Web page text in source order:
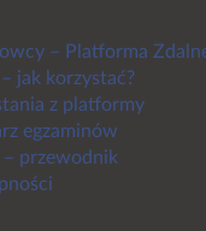
– Platforma
jak korzystać?
z platformy
egzaminów
– przewodnik